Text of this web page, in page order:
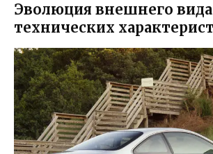
Эволюция внешнего
технических